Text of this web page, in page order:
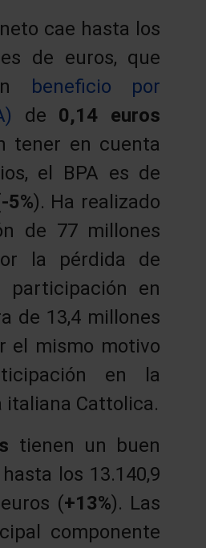
cae hasta los
de euros, que
beneficio por
de 0,14 euros
tener en cuenta
el BPA es de
-5%). Ha realizado
de 77 millones
la pérdida de
en
de 13,4 millones
el mismo motivo
en la
italiana Cattolica.
tienen un buen
los 13.140,9
(+13%). Las
componente